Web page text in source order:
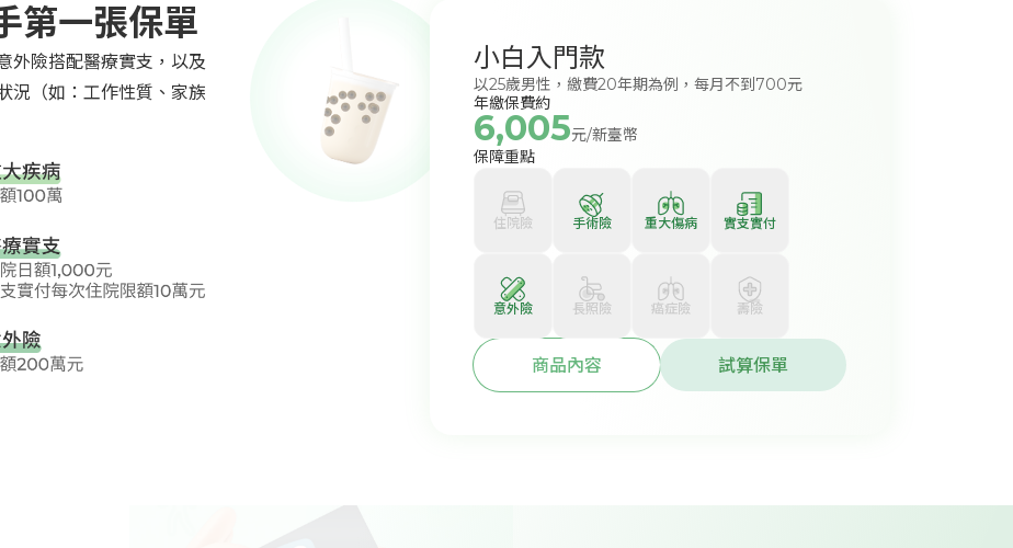
第一張保單
外險搭配醫療實支，以及
況（如：工作性質、家族
小白入門款
以25歲男性，繳費20年期為例，每月不到700元
年繳保費約
6,005元/新臺幣
保障重點
住院險 手術險 重大傷病 實支實付
意外險 長照險 癌症險 壽險
商品內容 試算保單